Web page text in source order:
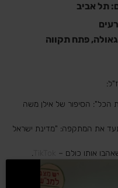
תל אביב
פתח תקווה
הכל": הסיפור של אילן משה
את המתקפה: "מדינת ישראל
אותו כולם –
.